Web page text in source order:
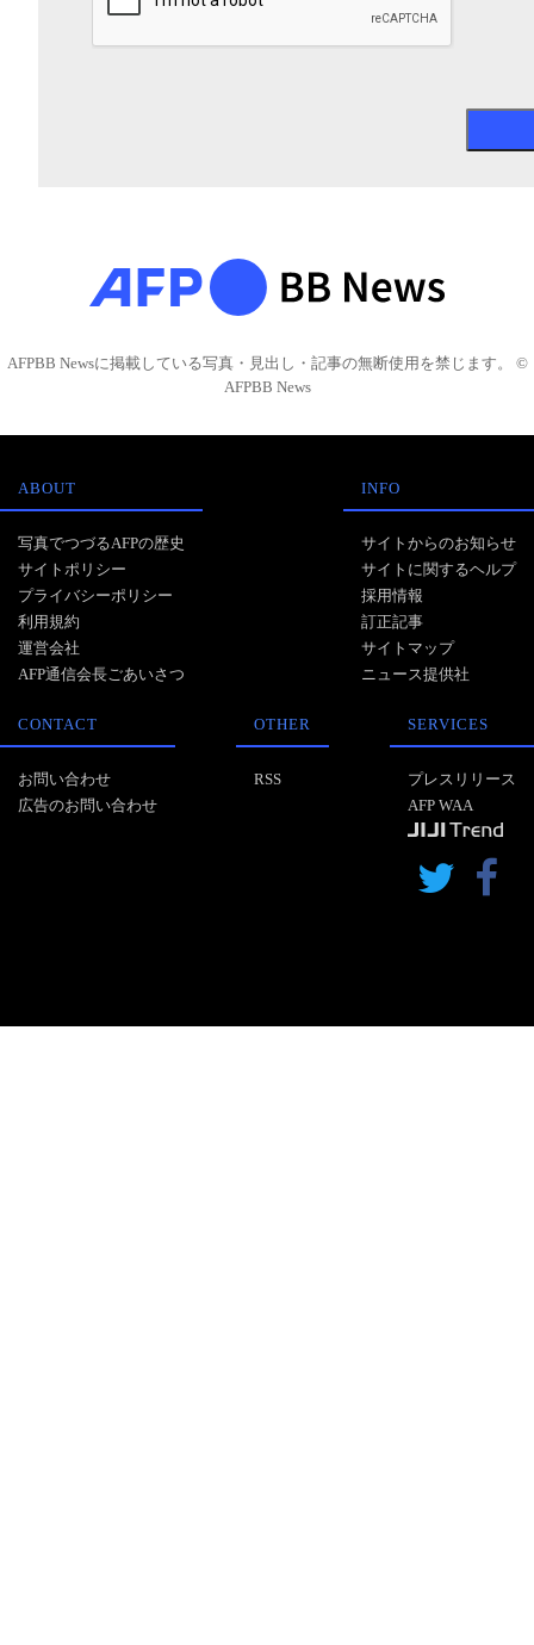
AFPBB Newsに掲載している写真・見出し・記事の無断使用を禁じます。 ©
AFPBB News
ABOUT
写真でつづるAFPの歴史
サイトポリシー
プライバシーポリシー
利用規約
運営会社
AFP通信会長ごあいさつ
INFO
サイトからのお知らせ
サイトに関するヘルプ
採用情報
訂正記事
サイトマップ
ニュース提供社
CONTACT
お問い合わせ
広告のお問い合わせ
OTHER
RSS
SERVICES
プレスリリース
AFP WAA